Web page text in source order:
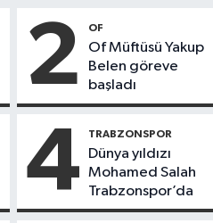
2 OF
Of Müftüsü Yakup
Belen göreve
başladı
4 TRABZONSPOR
Dünya yıldızı
Mohamed Salah
Trabzonspor’da